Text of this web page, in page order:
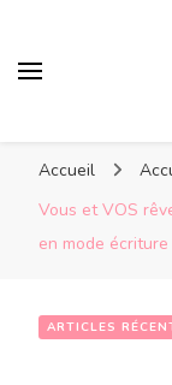
Accueil
Vous et VOS
en mode écriture
ARTICLES